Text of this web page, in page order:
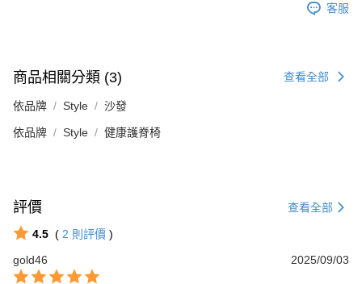
客服
商品相關分類 (3) 查看全部
依品牌 Style 沙發
依品牌 Style 健康護脊椅
評價 查看全部
4.5 ( 2 則評價 )
gold46
2025/09/03